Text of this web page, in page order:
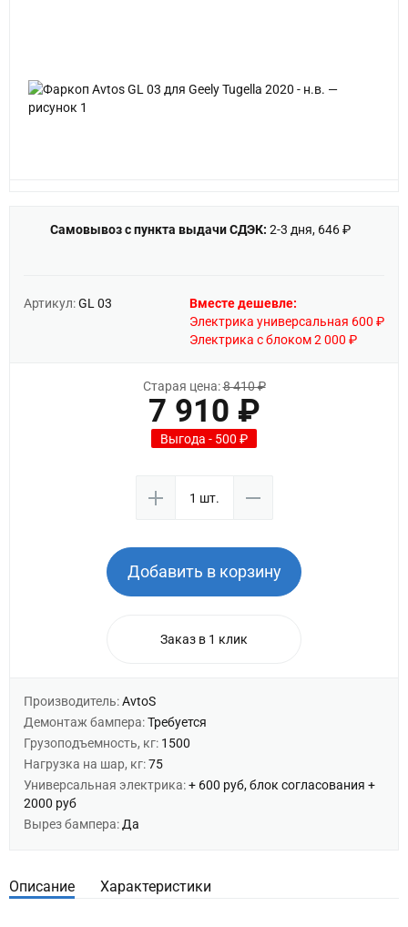
Самовывоз с пункта выдачи СДЭК: 2-3 дня, 646 ₽
Артикул:GL 03
Вместе дешевле:
Электрика универсальная 600 ₽
Электрика с блоком 2 000 ₽
Старая цена:8 410 ₽
7 910 ₽
Выгода - 500 ₽
Добавить в корзину
Заказ в 1 клик
Производитель:AvtoS
Демонтаж бампера:Требуется
Грузоподъемность, кг: 1500
Нагрузка на шар, кг:75
Универсальная электрика:+ 600 руб, блок согласования +
2000 руб
Вырез бампера: Да
Описание Характеристики